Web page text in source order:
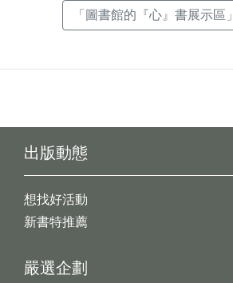
「圖書館的『心』書展示區
出版動態
想找好活動
新書特推薦
嚴選企劃